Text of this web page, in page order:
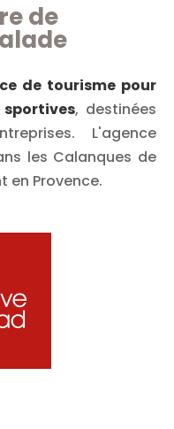
de
de tourisme pour
, destinées
L'agence
les Calanques de
en Provence.